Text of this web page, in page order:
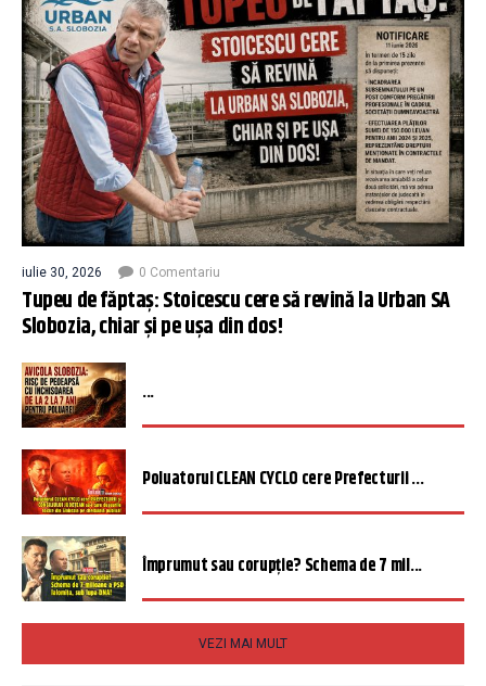
iulie 30, 2026 0 Comentariu
Tupeu de făptaș: Stoicescu cere să revină la Urban SA
Slobozia, chiar și pe ușa din dos!
...
Poluatorul CLEAN CYCLO cere Prefecturii ...
Împrumut sau corupție? Schema de 7 mil...
VEZI MAI MULT